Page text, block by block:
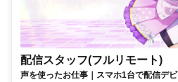
配信スタッフ(フルリモート)
声を使ったお仕事｜スマホ1台で配信デ